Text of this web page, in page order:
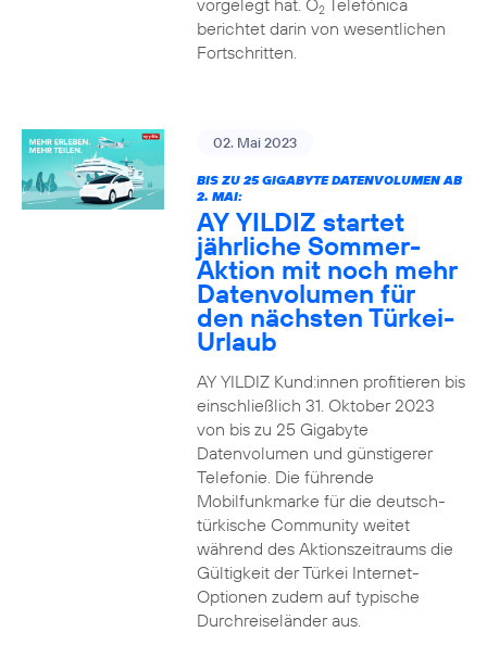
vorgelegt hat. O2Telefónica
berichtet darin von wesentlichen
Fortschritten.
02. Mai 2023
BIS ZU 25 GIGABYTE DATENVOLUMEN AB
2. MAI:
AY YILDIZ startet
jährliche Sommer-
Aktion mit noch mehr
Datenvolumen für
den nächsten Türkei-
Urlaub
AY YILDIZ Kund:innen profitieren bis
einschließlich 31. Oktober 2023
von bis zu 25 Gigabyte
Datenvolumen und günstigerer
Telefonie. Die führende
Mobilfunkmarke für die deutsch-
türkische Community weitet
während des Aktionszeitraums die
Gültigkeit der Türkei Internet-
Optionen zudem auf typische
Durchreiseländer aus.